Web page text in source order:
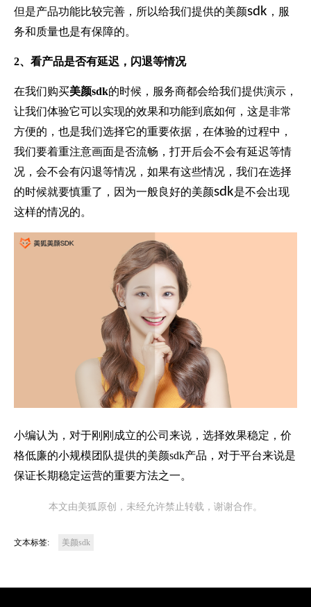
但是产品功能比较完善，所以给我们提供的美颜sdk ，服
务和质量也是有保障的。
2、看产品是否有延迟，闪退等情况
在我们购买美颜sdk的时候，服务商都会给我们提供演示，
让我们体验它可以实现的效果和功能到底如何，这是非常
方便的，也是我们选择它的重要依据，在体验的过程中，
我们要着重注意画面是否流畅，打开后会不会有延迟等情
况，会不会有闪退等情况，如果有这些情况，我们在选择
的时候就要慎重了，因为一般良好的美颜sdk是不会出现
这样的情况的。
小编认为，对于刚刚成立的公司来说，选择效果稳定，价
格低廉的小规模团队提供的美颜sdk产品，对于平台来说是
保证长期稳定运营的重要方法之一。
本文由美狐原创，未经允许禁止转载，谢谢合作。
文本标签: 美颜sdk